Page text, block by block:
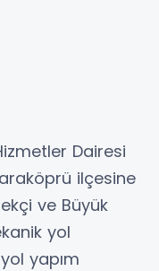
Dairesi
ilçesine
ve Büyük
yol
yapım